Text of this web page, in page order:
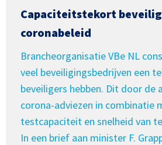
Capaciteitstekort
coronabeleid
Brancheorganisatie VBe NL
veel beveiligingsbedrijven een
beveiligers hebben. Dit door de
corona-adviezen in combinatie
testcapaciteit en snelheid van
In een brief aan minister F.